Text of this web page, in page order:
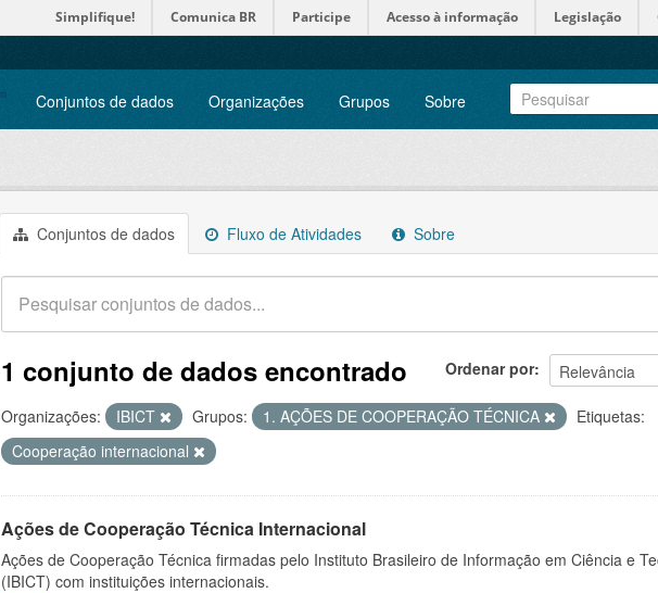
Simplifique! Comunica BR Participe Acesso à informação Legislação
Conjuntos de dados Organizações Grupos Sobre
Conjuntos de dados Fluxo de Atividades Sobre
Ordenar por
1 conjunto de dados encontrado
Organizações: IBICT Grupos: 1. AÇÕES DE COOPERAÇÃO TÉCNICA
Etiquetas:
Cooperação internacional
Ações de Cooperação Técnica Internacional
Ações de Cooperação Técnica firmadas pelo Instituto Brasileiro de Informação em Ciência e
(IBICT) com instituições internacionais.